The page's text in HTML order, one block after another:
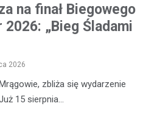
na finał Biegowego
„Bieg Śladami
2026
zbliża się wydarzenie
15 sierpnia…